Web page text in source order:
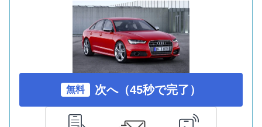
無料 次へ（45秒で完了）